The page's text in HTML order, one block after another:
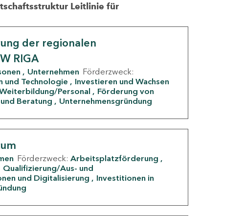
Leitlinie für
der regionalen
RIGA
Unternehmen Förderzweck:
und Technologie
Investieren und Wachsen
Personal
Förderung von
Beratung Unternehmensgründung
Förderzweck: Arbeitsplatzförderung
Qualifizierung/Aus- und
und Digitalisierung
Investitionen in